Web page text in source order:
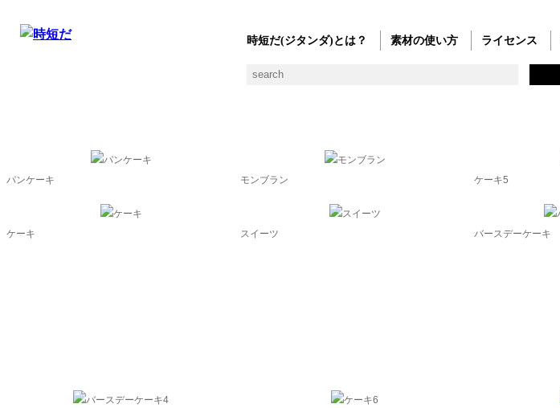
時短だ(ジタンダ)とは？ 素材の使い方 ライセンス
パンケーキ モンブラン ケーキ5
ケーキ スイーツ バースデーケーキ